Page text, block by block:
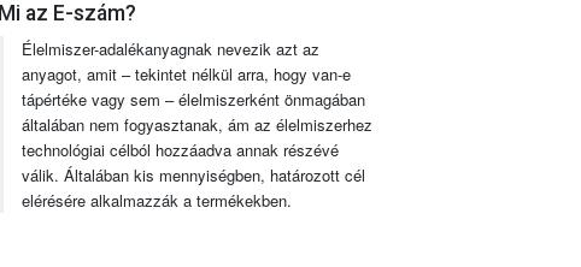
Mi az E-szám?
Élelmiszer-adalékanyagnak nevezik azt az
anyagot, amit – tekintet nélkül arra, hogy van-e
tápértéke vagy sem – élelmiszerként önmagában
általában nem fogyasztanak, ám az élelmiszerhez
technológiai célból hozzáadva annak részévé
válik. Általában kis mennyiségben, határozott cél
elérésére alkalmazzák a termékekben.